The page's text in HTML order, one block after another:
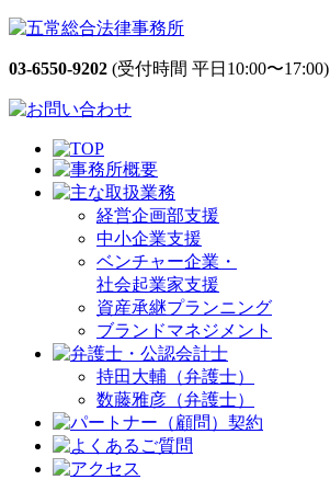
03-6550-9202 (受付時間 平日10:00〜17:00)
経営企画部支援
中小企業支援
ベンチャー企業・
社会起業家支援
資産承継プランニング
ブランドマネジメント
持田大輔（弁護士）
数藤雅彦（弁護士）